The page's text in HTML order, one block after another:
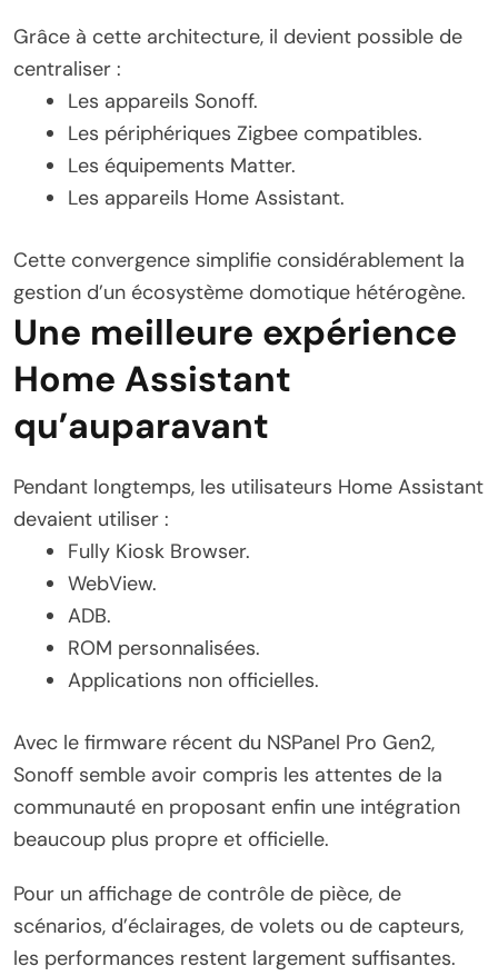
Grâce à cette architecture, il devient possible de
centraliser :
Les appareils Sonoff.
Les périphériques Zigbee compatibles.
Les équipements Matter.
Les appareils Home Assistant.
Cette convergence simplifie considérablement la
gestion d’un écosystème domotique hétérogène.
Une meilleure expérience
Home Assistant
qu’auparavant
Pendant longtemps, les utilisateurs Home Assistant
devaient utiliser :
Fully Kiosk Browser.
WebView.
ADB.
ROM personnalisées.
Applications non officielles.
Avec le firmware récent du NSPanel Pro Gen2,
Sonoff semble avoir compris les attentes de la
communauté en proposant enfin une intégration
beaucoup plus propre et officielle.
Pour un affichage de contrôle de pièce, de
scénarios, d’éclairages, de volets ou de capteurs,
les performances restent largement suffisantes.